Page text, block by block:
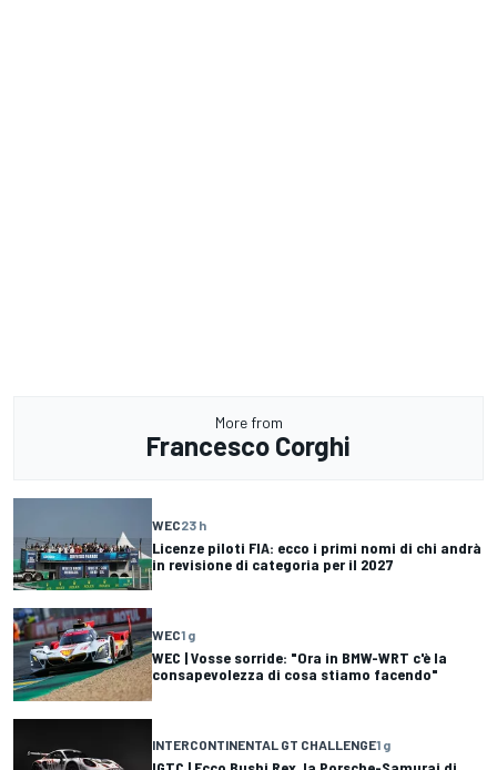
More from
Francesco Corghi
WEC23 h
Licenze piloti FIA: ecco i primi nomi di chi andrà
in revisione di categoria per il 2027
WEC1 g
WEC | Vosse sorride: "Ora in BMW-WRT c'è la
consapevolezza di cosa stiamo facendo"
INTERCONTINENTAL GT CHALLENGE1 g